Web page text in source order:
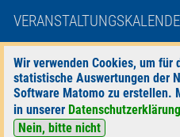
Wir verwenden Cookies, um für
statistische Auswertungen der
Software Matomo zu erstellen.
in unserer Datenschutzerklärung
Nein, bitte nicht